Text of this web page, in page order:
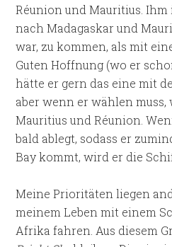
Réunion und Mauritius.
nach Madagaskar und
war, zu kommen, als mit
Guten Hoffnung (wo er
hätte er gern das eine mit
aber wenn er wählen muss,
Mauritius und Réunion.
bald ablegt, sodass er
Bay kommt, wird er die
Meine Prioritäten liegen
meinem Leben mit einem
Afrika fahren. Aus diesem